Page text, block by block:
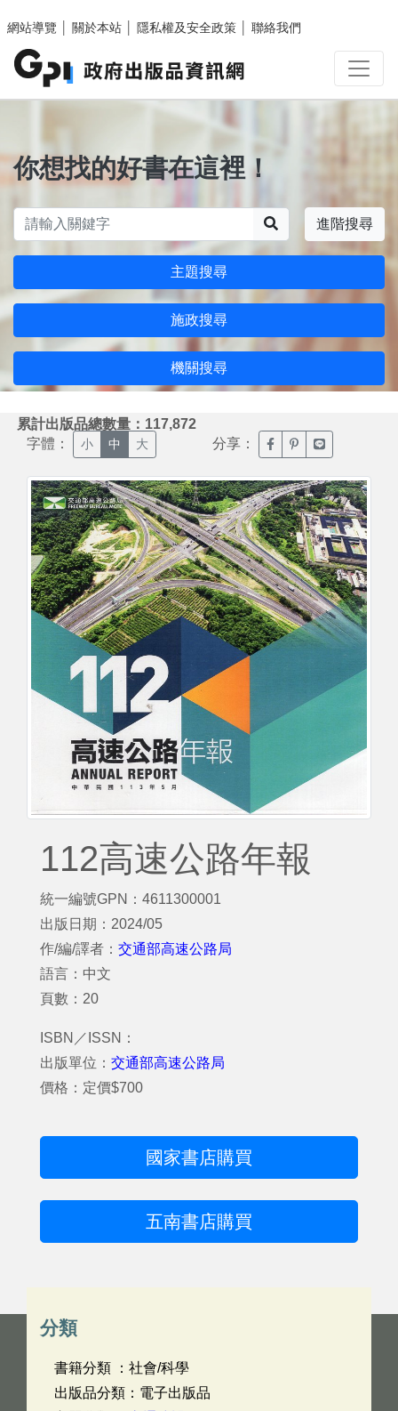
網站導覽
關於本站 隱私權及安全政策 聯絡我們
你想找的好書在這裡！
進階搜尋
主題搜尋
施政搜尋
機關搜尋
累計出版品總數量：117,872
字體： 小 中 大 分享： 臉書分享(另開新視窗)
噗浪分享(另開新
Line分享(另
112高速公路年報
統一編號GPN：4611300001
出版日期：2024/05
作/編/譯者： 交通部高速公路局
語言：中文
頁數：20
ISBN／ISSN：
出版單位： 交通部高速公路局
價格：定價$700
國家書店購買
五南書店購買
分類
書籍分類 ：社會/科學
出版品分類：電子出版品